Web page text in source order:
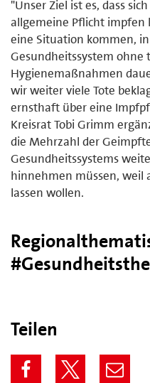
"Unser Ziel ist es, dass
allgemeine Pflicht impfen
eine Situation kommen,
Gesundheitssystem ohne
Hygienemaßnahmen
wir weiter viele Tote
ernsthaft über eine
Kreisrat Tobi Grimm
die Mehrzahl der
Gesundheitssystems
hinnehmen müssen, weil
lassen wollen.
Teilen